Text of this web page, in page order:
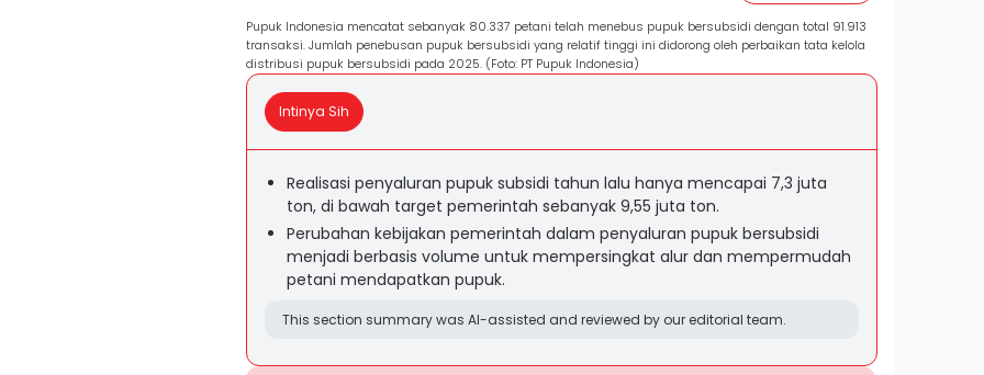
Pupuk Indonesia mencatat sebanyak 80.337 petani telah menebus pupuk bersubsidi dengan total 91.913
transaksi. Jumlah penebusan pupuk bersubsidi yang relatif tinggi ini didorong oleh perbaikan tata kelola
distribusi pupuk bersubsidi pada 2025. (Foto: PT Pupuk Indonesia)
Intinya Sih
Realisasi penyaluran pupuk subsidi tahun lalu hanya mencapai 7,3 juta
ton, di bawah target pemerintah sebanyak 9,55 juta ton.
Perubahan kebijakan pemerintah dalam penyaluran pupuk bersubsidi
menjadi berbasis volume untuk mempersingkat alur dan mempermudah
petani mendapatkan pupuk.
This section summary was AI-assisted and reviewed by our editorial team.